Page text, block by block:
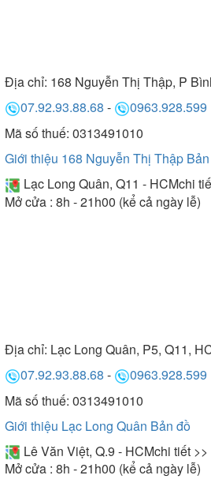
Địa chỉ: 168 Nguyễn Thị Thập, P
07.92.93.88.68 -
0963.928.599
Mã số thuế: 0313491010
Giới thiệu 168 Nguyễn Thị Thập
Lạc Long Quân, Q11 - HCMchi
Mở cửa : 8h - 21h00 (kể cả ngày lễ)
Địa chỉ: Lạc Long Quân, P5, Q11,
07.92.93.88.68 -
0963.928.599
Mã số thuế: 0313491010
Giới thiệu Lạc Long Quân Bản đồ
Lê Văn Việt, Q.9 - HCMchi tiết >>
Mở cửa : 8h - 21h00 (kể cả ngày lễ)